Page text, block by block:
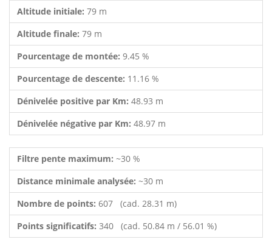
Altitude initiale: 79 m
Altitude finale: 79 m
Pourcentage de montée: 9.45 %
Pourcentage de descente: 11.16 %
Dénivelée positive par Km: 48.93 m
Dénivelée négative par Km: 48.97 m
Filtre pente maximum: ~30 %
Distance minimale analysée: ~30 m
Nombre de points: 607 (cad. 28.31 m)
Points significatifs: 340 (cad. 50.84 m / 56.01 %)